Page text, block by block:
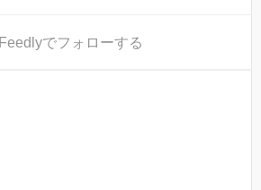
Feedlyでフォローする